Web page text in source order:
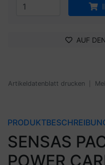
AUF
Artikeldatenblatt drucken
SENSAS
POWER